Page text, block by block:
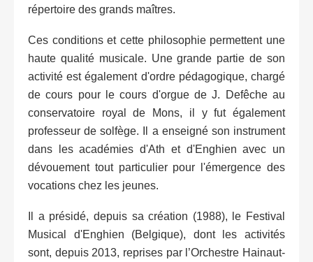
répertoire des grands maîtres.
Ces conditions et cette philosophie permettent une
haute qualité musicale. Une grande partie de son
activité est également d'ordre pédagogique, chargé
de cours pour le cours d'orgue de J. Defêche au
conservatoire royal de Mons, il y fut également
professeur de solfège. Il a enseigné son instrument
dans les académies d'Ath et d'Enghien avec un
dévouement tout particulier pour l'émergence des
vocations chez les jeunes.
Il a présidé, depuis sa création (1988), le Festival
Musical d'Enghien (Belgique), dont les activités
sont, depuis 2013, reprises par l’Orchestre Hainaut-